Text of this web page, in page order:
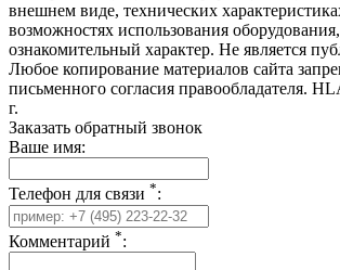
внешнем виде, технических
возможностях использования
ознакомительный характер. Не является
Любое копирование материалов сайта
письменного согласия правообладателя.
г.
Заказать обратный звонок
Ваше имя:
Телефон для связи *:
Комментарий *: